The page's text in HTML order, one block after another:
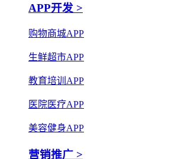
APP开发 >
购物商城APP
生鲜超市APP
教育培训APP
医院医疗APP
美容健身APP
营销推广 >